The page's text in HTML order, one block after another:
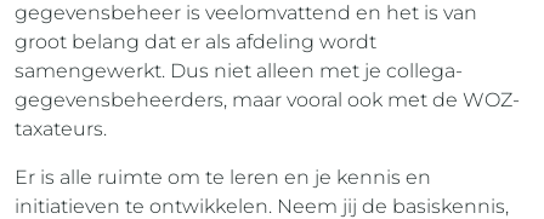
gegevensbeheer is veelomvattend en het is van
groot belang dat er als afdeling wordt
samengewerkt. Dus niet alleen met je collega-
gegevensbeheerders, maar vooral ook met de WOZ-
taxateurs.
Er is alle ruimte om te leren en je kennis en
initiatieven te ontwikkelen. Neem jij de basiskennis,